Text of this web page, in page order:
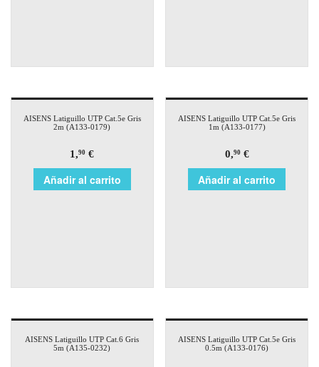
AISENS Latiguillo UTP Cat.5e Gris
2m (A133-0179)
1,90 €
Añadir al carrito
AISENS Latiguillo UTP Cat.5e Gris
1m (A133-0177)
0,90€
Añadir al carrito
AISENS Latiguillo UTP Cat.6 Gris
5m (A135-0232)
AISENS Latiguillo UTP Cat.5e Gris
0.5m (A133-0176)